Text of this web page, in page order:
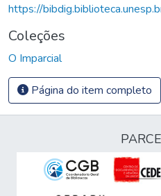
https://
Coleções
O Imparcial
Página do item completo